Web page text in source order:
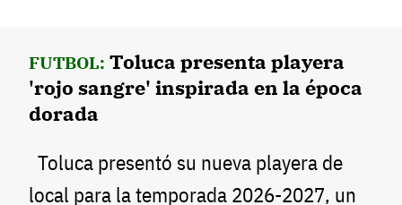
FUTBOL: Toluca presenta playera
'rojo sangre' inspirada en la época
dorada
Toluca presentó su nueva playera de
local para la temporada 2026-2027, un